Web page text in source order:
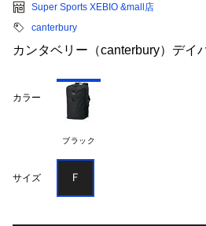
Super Sports XEBIO &mall店
canterbury
カンタベリー（canterbury）デイ
カラー
ブラック
サイズ Ｆ